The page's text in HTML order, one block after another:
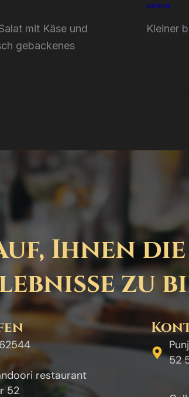
mit Käse und
gebackenes
admin
Kleiner
Ihnen die
zu
restaurant
52
52